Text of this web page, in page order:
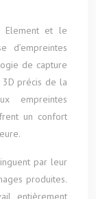
Element et le
d’empreintes
de capture
précis de la
empreintes
un confort
par leur
produites.
entièrement